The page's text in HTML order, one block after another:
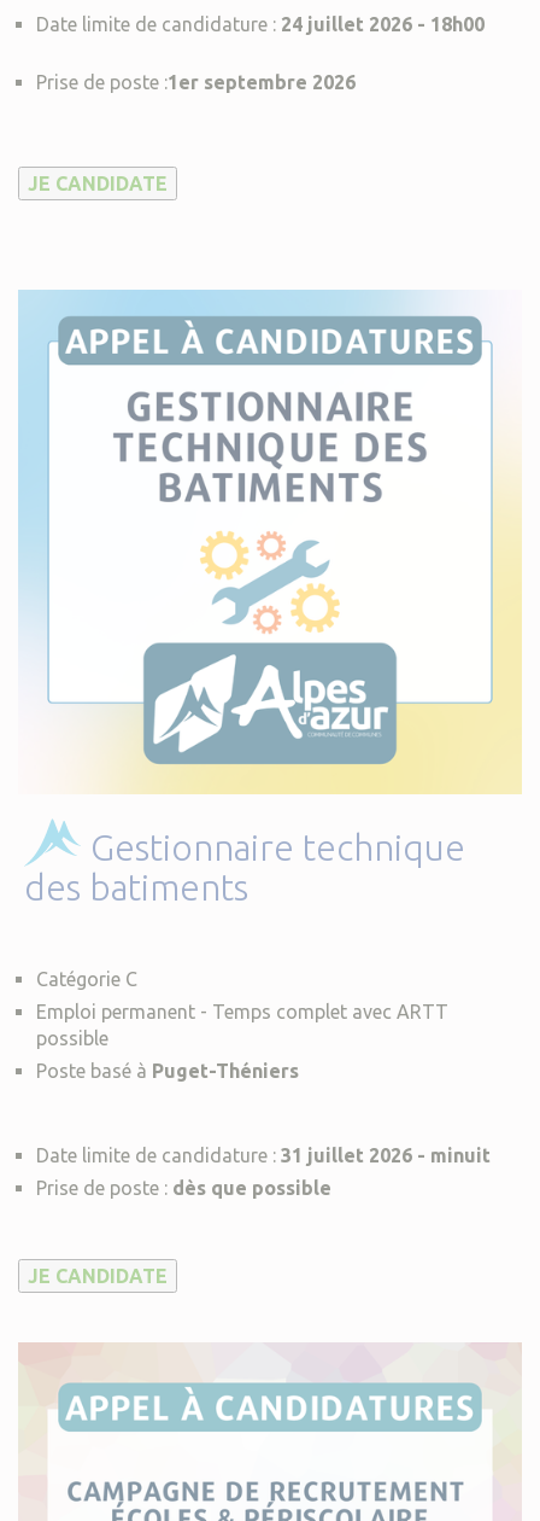
Date limite de candidature : 24 juillet 2026 - 18h00
Prise de poste :1er septembre 2026
Gestionnaire technique
des batiments
Catégorie C
Emploi permanent - Temps complet avec ARTT
possible
Poste basé à Puget-Théniers
Date limite de candidature : 31 juillet 2026 - minuit
Prise de poste : dès que possible